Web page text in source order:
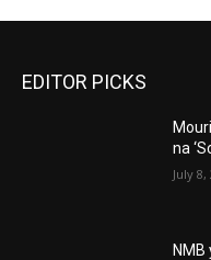
EDITOR PICKS
na
July 8,